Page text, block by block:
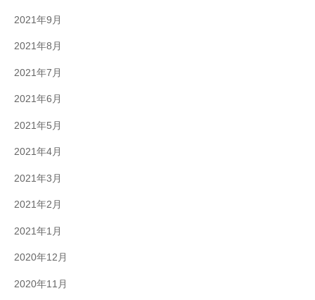
2021年9月
2021年8月
2021年7月
2021年6月
2021年5月
2021年4月
2021年3月
2021年2月
2021年1月
2020年12月
2020年11月